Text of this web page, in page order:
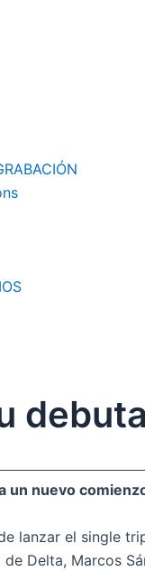
un nuevo
lanzar el single
Delta, Marcos